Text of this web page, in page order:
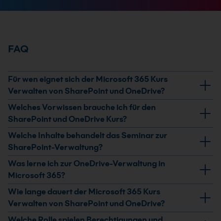
FAQ
Für wen eignet sich der Microsoft 365 Kurs
Verwalten von SharePoint und OneDrive?
Der Kurs richtet sich an Personen, die SharePoint und
OneDrive in Microsoft 365 administrieren,
konfigurieren oder im Unternehmen betreuen.
Besonders relevant ist er für IT-Administrierende und
Verantwortliche für Microsoft 365-Dienste.
Welches Vorwissen brauche ich für den
SharePoint und OneDrive Kurs?
Du solltest die grundlegenden Funktionen von
Microsoft 365-Diensten sicher verstehen und
allgemeine IT-Verfahren kennen, einschließlich
PowerShell. Zusätzlich helfen Grundlagen in Active
Directory, Azure AD sowie mobiler Geräteverwaltung.
Welche Inhalte behandelt das Seminar zur
SharePoint-Verwaltung?
Du lernst, SharePoint-Sites in Microsoft 365 zu planen,
zu konfigurieren und zu verwalten. Dazu gehören Site-
Berechtigungen, Freigaben, Sicherheit, Apps,
Benutzerprofile, verwaltete Metadaten und die Suche.
Was lerne ich zur OneDrive-Verwaltung in
Microsoft 365?
Der Kurs behandelt die Bereitstellung und Verwaltung
von OneDrive in Microsoft 365. Ein Schwerpunkt liegt
auf Freigaben, Sicherheits-Einstellungen und der
Wie lange dauert der Microsoft 365 Kurs
Verwalten von SharePoint und OneDrive?
Das Seminar dauert 3 Tage. In dieser Zeit bearbeitest